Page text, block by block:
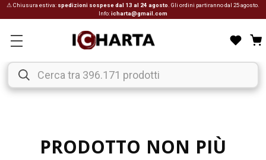
⚠ Chiusura estiva: spedizioni sospese dal 13 al 24 agosto . Gli ordini partiranno dal 25 agosto.
Info:icharta@gmail.com
PRODOTTO NON PIÙ